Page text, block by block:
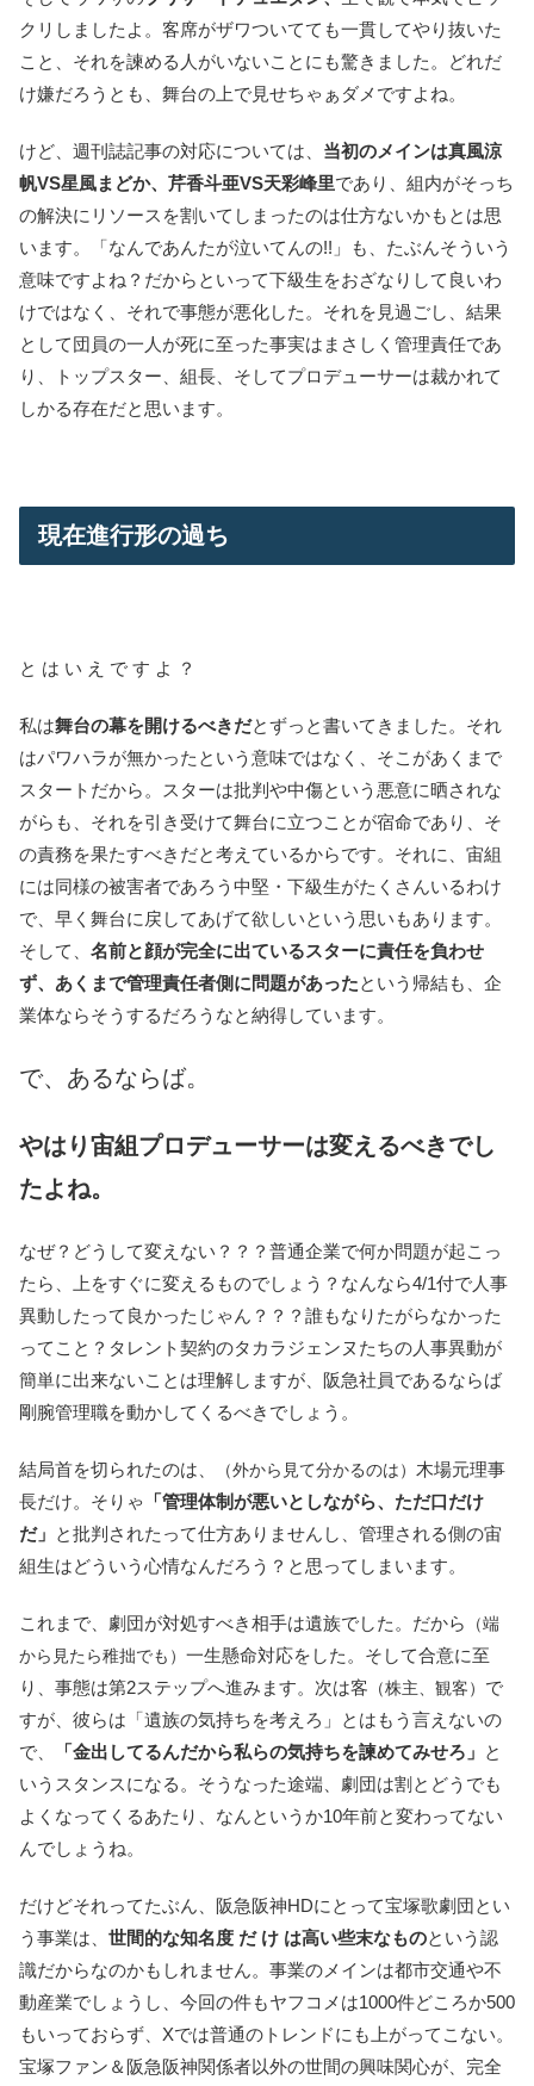
クリしましたよ。客席がザワついてても一貫してやり抜いた
こと、それを諫める人がいないことにも驚きました。どれだ
け嫌だろうとも、舞台の上で見せちゃぁダメですよね。
けど、週刊誌記事の対応については、 当初のメインは真風涼
帆VS星風まどか、芹香斗亜VS天彩峰里であり、組内がそっち
の解決にリソースを割いてしまったのは仕方ないかもとは思
います。「なんであんたが泣いてんの!!」も、たぶんそういう
意味ですよね？だからといって下級生をおざなりして良いわ
けではなく、それで事態が悪化した。それを見過ごし、結果
として団員の一人が死に至った事実はまさしく管理責任であ
り、トップスター、組長、そしてプロデューサーは裁かれて
しかる存在だと思います。
現在進行形の過ち
と は い え で す よ ？
私は舞台の幕を開けるべきだとずっと書いてきました。それ
はパワハラが無かったという意味ではなく、そこがあくまで
スタートだから。スターは批判や中傷という悪意に晒されな
がらも、それを引き受けて舞台に立つことが宿命であり、そ
の責務を果たすべきだと考えているからです。それに、宙組
には同様の被害者であろう中堅・下級生がたくさんいるわけ
で、早く舞台に戻してあげて欲しいという思いもあります。
そして、 名前と顔が完全に出ているスターに責任を負わせ
ず、あくまで管理責任者側に問題があったという帰結も、企
業体ならそうするだろうなと納得しています。
で、あるならば。
やはり宙組プロデューサーは変えるべきでし
たよね。
なぜ？どうして変えない？？？普通企業で何か問題が起こっ
たら、上をすぐに変えるものでしょう？なんなら4/1付で人事
異動したって良かったじゃん？？？誰もなりたがらなかった
ってこと？タレント契約のタカラジェンヌたちの人事異動が
簡単に出来ないことは理解しますが、阪急社員であるならば
剛腕管理職を動かしてくるべきでしょう。
結局首を切られたのは、 （外から見て分かるのは） 木場元理事
長だけ。そりゃ
「管理体制が悪いとしながら、ただ口だけ
だ」 と批判されたって仕方ありませんし、管理される側の宙
組生はどういう心情なんだろう？と思ってしまいます。
これまで、劇団が対処すべき相手は遺族でした。だから
（端
から見たら稚拙でも） 一生懸命対応をした。そして合意に至
り、事態は第2ステップへ進みます。次は客 （株主、観客） で
すが、彼らは「遺族の気持ちを考えろ」とはもう言えないの
で、
「金出してるんだから私らの気持ちを諫めてみせろ」 と
いうスタンスになる。そうなった途端、劇団は割とどうでも
よくなってくるあたり、なんというか10年前と変わってない
んでしょうね。
だけどそれってたぶん、阪急阪神HDにとって宝塚歌劇団とい
う事業は、 世間的な知名度 だ け は高い些末なものという認
識だからなのかもしれません。事業のメインは都市交通や不
動産業でしょうし、今回の件もヤフコメは1000件どころか500
もいっておらず、Xでは普通のトレンドにも上がってこない。
宝塚ファン＆阪急阪神関係者以外の世間の興味関心が、完全